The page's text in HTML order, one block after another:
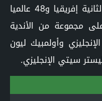
واحتل الوداد الرياضي المرتبة الثانية إفريقيا و48 عالميا
على مجموعة من الأندية
وأولمبيك ليون
سيتي الإنجليزي.